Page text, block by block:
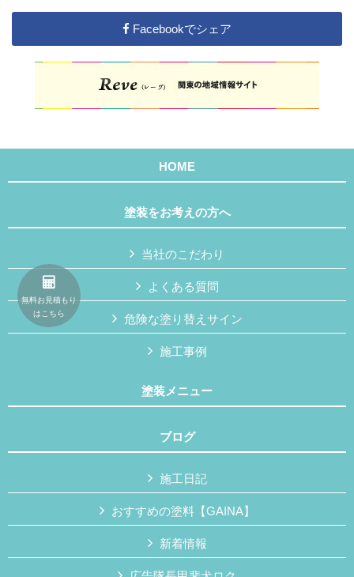
Facebookでシェア
HOME
塗装をお考えの方へ
当社のこだわり
よくある質問
危険な塗り替えサイン
施工事例
塗装メニュー
ブログ
施工日記
おすすめの塗料【GAINA】
新着情報
無料お見積もり
はこちら